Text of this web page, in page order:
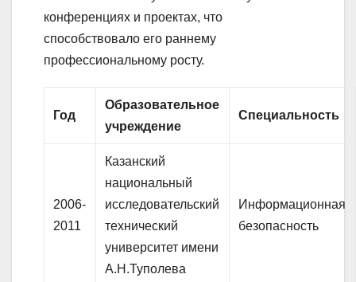
конференциях и проектах, что
способствовало его раннему
профессиональному росту.
Год
Образовательное
учреждение
Специальность
2006-
2011
Казанский
национальный
исследовательский
технический
университет имени
А.Н.Туполева
Информационная
безопасность